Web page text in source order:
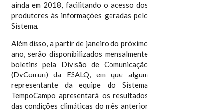
ainda em 2018, facilitando o acesso dos
produtores às informações geradas pelo
Sistema.
Além disso, a partir de janeiro do próximo
ano, serão disponibilizados mensalmente
boletins pela Divisão de Comunicação
(DvComun) da ESALQ, em que algum
representante da equipe do Sistema
TempoCampo apresentará os resultados
das condições climáticas do mês anterior